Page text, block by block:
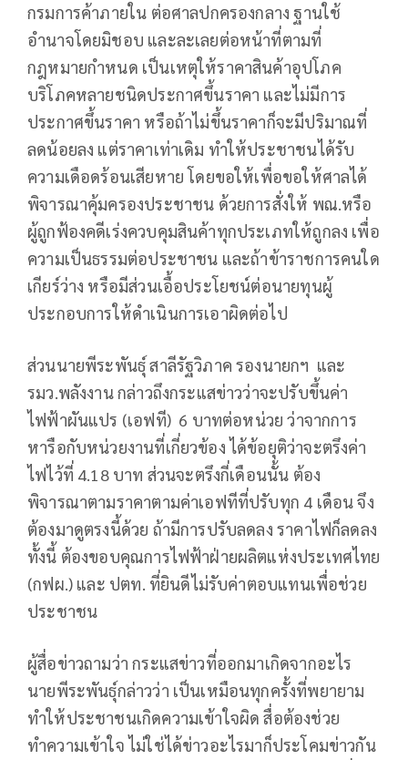
กรมการค้าภายใน ต่อศาลปกครองกลาง ฐานใช้
อำนาจโดยมิชอบ และละเลยต่อหน้าที่ตามที่
กฎหมายกำหนด เป็นเหตุให้ราคาสินค้าอุปโภค
บริโภคหลายชนิดประกาศขึ้นราคา และไม่มีการ
ประกาศขึ้นราคา หรือถ้าไม่ขึ้นราคาก็จะมีปริมาณที่
ลดน้อยลง แต่ราคาเท่าเดิม ทำให้ประชาชนได้รับ
ความเดือดร้อนเสียหาย โดยขอให้เพื่อขอให้ศาลได้
พิจารณาคุ้มครองประชาชน ด้วยการสั่งให้ พณ.หรือ
ผู้ถูกฟ้องคดีเร่งควบคุมสินค้าทุกประเภทให้ถูกลง เพื่อ
ความเป็นธรรมต่อประชาชน และถ้าข้าราชการคนใด
เกียร์ว่าง หรือมีส่วนเอื้อประโยชน์ต่อนายทุนผู้
ประกอบการให้ดำเนินการเอาผิดต่อไป
ส่วนนายพีระพันธุ์ สาลีรัฐวิภาค รองนายกฯ และ
รมว.พลังงาน กล่าวถึงกระแสข่าวว่าจะปรับขึ้นค่า
ไฟฟ้าผันแปร (เอฟที) 6 บาทต่อหน่วย ว่าจากการ
หารือกับหน่วยงานที่เกี่ยวข้อง ได้ข้อยุติว่าจะตรึงค่า
ไฟไว้ที่ 4.18 บาท ส่วนจะตรึงกี่เดือนนั้น ต้อง
พิจารณาตามราคาตามค่าเอฟทีที่ปรับทุก 4 เดือน จึง
ต้องมาดูตรงนี้ด้วย ถ้ามีการปรับลดลง ราคาไฟก็ลดลง
ทั้งนี้ ต้องขอบคุณการไฟฟ้าฝ่ายผลิตแห่งประเทศไทย
(กฟผ.) และ ปตท. ที่ยินดีไม่รับค่าตอบแทนเพื่อช่วย
ประชาชน
ผู้สื่อข่าวถามว่า กระแสข่าวที่ออกมาเกิดจากอะไร
นายพีระพันธุ์กล่าวว่า เป็นเหมือนทุกครั้งที่พยายาม
ทำให้ประชาชนเกิดความเข้าใจผิด สื่อต้องช่วย
ทำความเข้าใจ ไม่ใช่ได้ข่าวอะไรมาก็ประโคมข่าวกัน